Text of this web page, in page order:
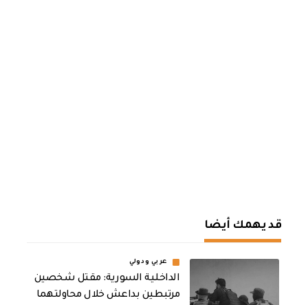
قد يهمك أيضا
عربي ودولي
الداخلية السورية: مقتل شخصين
مرتبطين بداعش خلال محاولتهما